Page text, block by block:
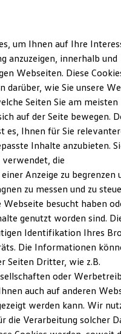
und Updates
ID.
um Ihnen auf Ihre
anzuzeigen, innerhalb und
Webseiten. Diese
darüber, wie Sie unsere
Seiten Sie am meisten
auf der Seite bewegen.
es, Ihnen für Sie
Inhalte anzubieten.
verwendet, die
Anzeige zu begrenzen
zu messen und zu
Webseite besucht haben
genutzt worden sind.
Identifikation Ihres
Die Informationen
Seiten Dritter, wie z.B.
oder
auch auf anderen
werden kann. Wir
die Verarbeitung solcher